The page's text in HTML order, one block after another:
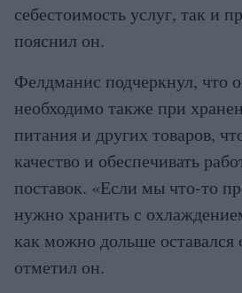
себестоимость услуг, так и
пояснил он.
Фелдманис подчеркнул, что
необходимо также при
питания и других товаров,
качество и обеспечивать
поставок. «Если мы что-то
нужно хранить с
как можно дольше
отметил он.